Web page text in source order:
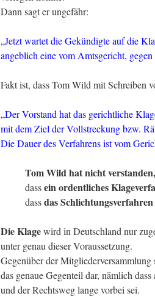
Dann sagt er ungefähr:
„Jetzt wartet die Gekündigte auf die
angeblich eine vom Amtsgericht,
Fakt ist, dass Tom Wild mit Schreiben
„Der Vorstand hat das gerichtliche
mit dem Ziel der Vollstreckung bzw.
Die Dauer des Verfahrens ist vom
Tom Wild hat nicht verstanden,
dassein ordentliches
dassdas
Die Klagewird in Deutschland nur
unter genau dieser Voraussetzung.
Gegenüber der
das genaue Gegenteil dar, nämlich
und der Rechtsweg lange vorbei sei.